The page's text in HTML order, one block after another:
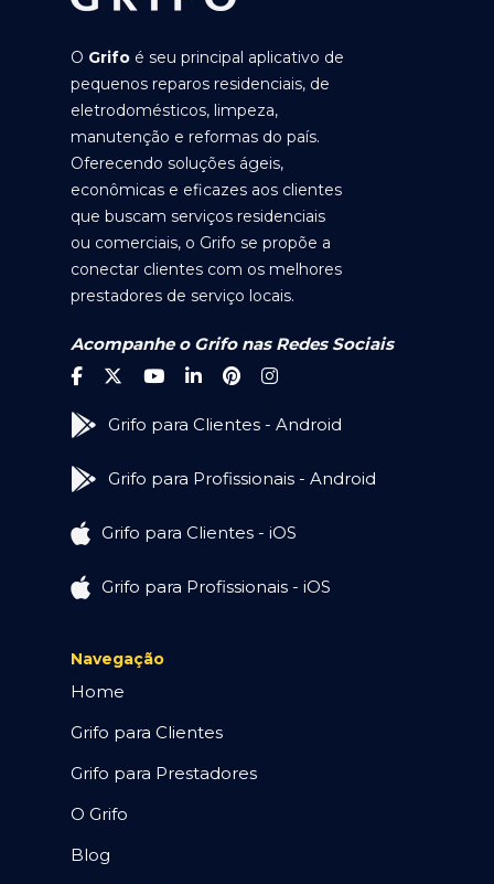
O Grifo é seu principal aplicativo de
pequenos reparos residenciais, de
eletrodomésticos, limpeza,
manutenção e reformas do país.
Oferecendo soluções ágeis,
econômicas e eficazes aos clientes
que buscam serviços residenciais
ou comerciais, o Grifo se propõe a
conectar clientes com os melhores
prestadores de serviço locais.
Acompanhe o Grifo nas Redes Sociais
Grifo para Clientes - Android
Grifo para Profissionais - Android
Grifo para Clientes - iOS
Grifo para Profissionais - iOS
Navegação
Home
Grifo para Clientes
Grifo para Prestadores
O Grifo
Blog